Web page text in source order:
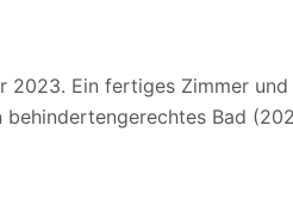
2023. Ein fertiges Zimmer und
Bad